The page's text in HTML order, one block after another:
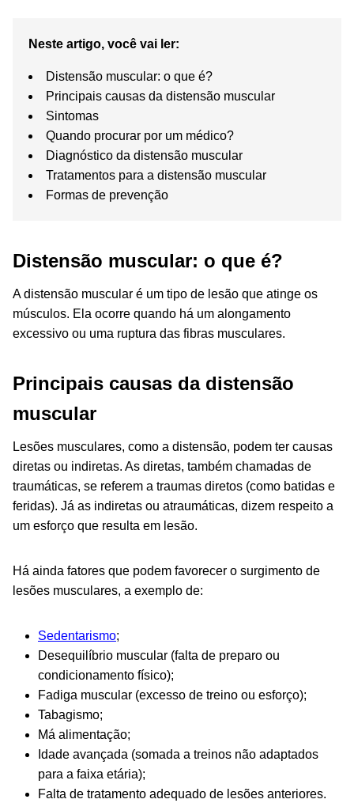
Neste artigo, você vai ler:
Distensão muscular: o que é?
Principais causas da distensão muscular
Sintomas
Quando procurar por um médico?
Diagnóstico da distensão muscular
Tratamentos para a distensão muscular
Formas de prevenção
Distensão muscular: o que é?
A distensão muscular é um tipo de lesão que atinge os
músculos. Ela ocorre quando há um alongamento
excessivo ou uma ruptura das fibras musculares.
Principais causas da distensão
muscular
Lesões musculares, como a distensão, podem ter causas
diretas ou indiretas. As diretas, também chamadas de
traumáticas, se referem a traumas diretos (como batidas e
feridas). Já as indiretas ou atraumáticas, dizem respeito a
um esforço que resulta em lesão.
Há ainda fatores que podem favorecer o surgimento de
lesões musculares, a exemplo de:
Sedentarismo;
Desequilíbrio muscular (falta de preparo ou
condicionamento físico);
Fadiga muscular (excesso de treino ou esforço);
Tabagismo;
Má alimentação;
Idade avançada (somada a treinos não adaptados
para a faixa etária);
Falta de tratamento adequado de lesões anteriores.